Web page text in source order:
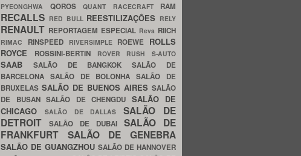
PYEONGHWA QOROS QUANT RACECRAFT RAM
RECALLS RED BULL REESTILIZAÇÕES RELY
RENAULT REPORTAGEM ESPECIAL Reva RIICH
RIMAC RINSPEED RIVERSIMPLE ROEWE ROLLS
ROYCE
ROSSINI-BERTIN ROVER RUSH S-AUTO
SAAB SALÃO DE BANGKOKSALÃO DE
BARCELONA SALÃO DE BOLONHASALÃO DE
BRUXELAS SALÃO DE BUENOS AIRES SALÃO
DE BUSAN SALÃO DE CHENGDU SALÃO DE
CHICAGO
SALÃO DE DALLASSALÃO DE
DETROIT
SALÃO DE DUBAI SALÃO DE
FRANKFURT SALÃO DE GENEBRA
SALÃO DE GUANGZHOU SALÃO DE HANNOVER